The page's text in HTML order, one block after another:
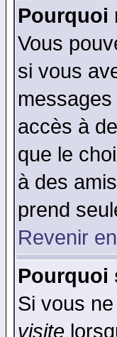
Pourquoi
Vous
si vous
accès à
que le
à des
prend
Revenir
Pourquoi
Si vous
visite